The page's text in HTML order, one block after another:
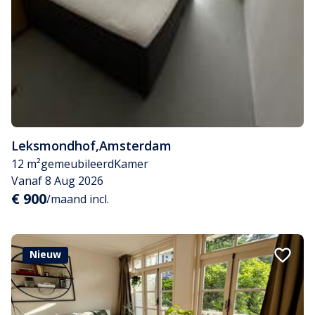
Leksmondhof,Amsterdam
12 m²gemeubileerdKamer
Vanaf 8 Aug 2026
€ 900/maand incl.
Nieuw